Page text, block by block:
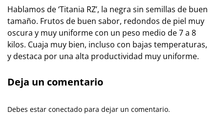
Hablamos de ‘Titania RZ’, la negra sin semillas de buen
tamaño. Frutos de buen sabor, redondos de piel muy
oscura y muy uniforme con un peso medio de 7 a 8
kilos. Cuaja muy bien, incluso con bajas temperaturas,
y destaca por una alta productividad muy uniforme.
Deja un comentario
Debes estar conectado para dejar un comentario.